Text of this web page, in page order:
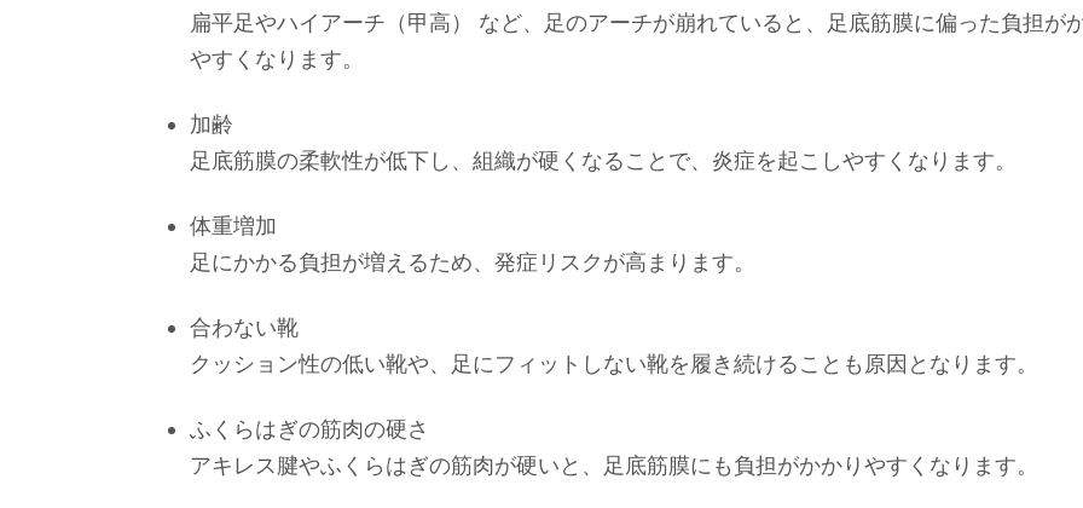
扁平足やハイアーチ（甲高） など、足のアーチが崩れていると、足底筋膜に偏った負担が
やすくなります。
加齢
足底筋膜の柔軟性が低下し、組織が硬くなることで、炎症を起こしやすくなります。
体重増加
足にかかる負担が増えるため、発症リスクが高まります。
合わない靴
クッション性の低い靴や、足にフィットしない靴を履き続けることも原因となります。
ふくらはぎの筋肉の硬さ
アキレス腱やふくらはぎの筋肉が硬いと、足底筋膜にも負担がかかりやすくなります。